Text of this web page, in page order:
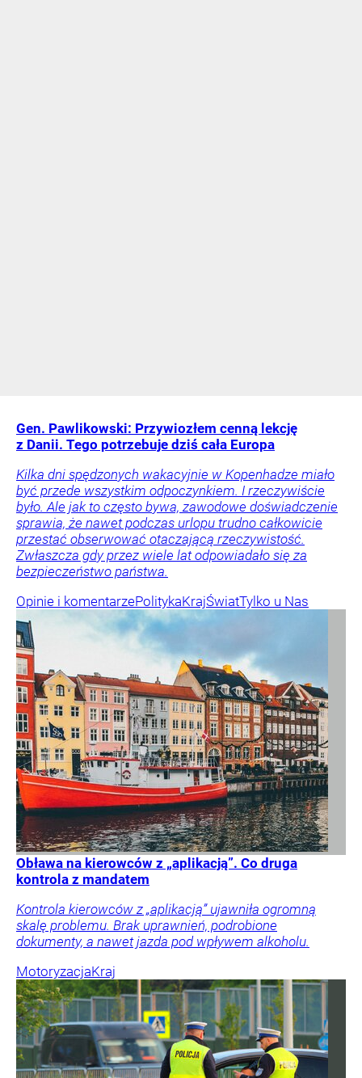
Gen. Pawlikowski: Przywiozłem cenną lekcję
z Danii. Tego potrzebuje dziś cała Europa
Kilka dni spędzonych wakacyjnie w Kopenhadze miało
być przede wszystkim odpoczynkiem. I rzeczywiście
było. Ale jak to często bywa, zawodowe doświadczenie
sprawia, że nawet podczas urlopu trudno całkowicie
przestać obserwować otaczającą rzeczywistość.
Zwłaszcza gdy przez wiele lat odpowiadało się za
bezpieczeństwo państwa.
Opinie i komentarzePolitykaKrajŚwiatTylko u Nas
Obława na kierowców z „aplikacją”. Co druga
kontrola z mandatem
Kontrola kierowców z „aplikacją” ujawniła ogromną
skalę problemu. Brak uprawnień, podrobione
dokumenty, a nawet jazda pod wpływem alkoholu.
MotoryzacjaKraj